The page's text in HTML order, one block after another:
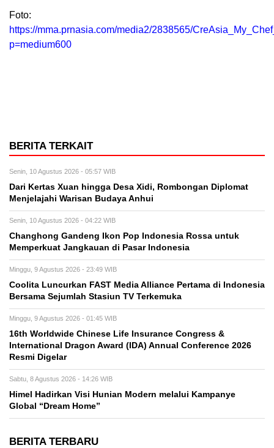
Foto:
https://mma.prnasia.com/media2/2838565/
p=medium600
BERITA TERKAIT
Senin, 10 Agustus 2026 - 05:57 WIB
Dari Kertas Xuan hingga Desa Xidi, Rombongan Diplomat
Menjelajahi Warisan Budaya Anhui
Senin, 10 Agustus 2026 - 04:22 WIB
Changhong Gandeng Ikon Pop Indonesia Rossa untuk
Memperkuat Jangkauan di Pasar Indonesia
Minggu, 9 Agustus 2026 - 23:49 WIB
Coolita Luncurkan FAST Media Alliance Pertama di Indonesia
Bersama Sejumlah Stasiun TV Terkemuka
Minggu, 9 Agustus 2026 - 01:45 WIB
16th Worldwide Chinese Life Insurance Congress &
International Dragon Award (IDA) Annual Conference 2026
Resmi Digelar
Sabtu, 8 Agustus 2026 - 14:26 WIB
Himel Hadirkan Visi Hunian Modern melalui Kampanye
Global “Dream Home”
BERITA TERBARU